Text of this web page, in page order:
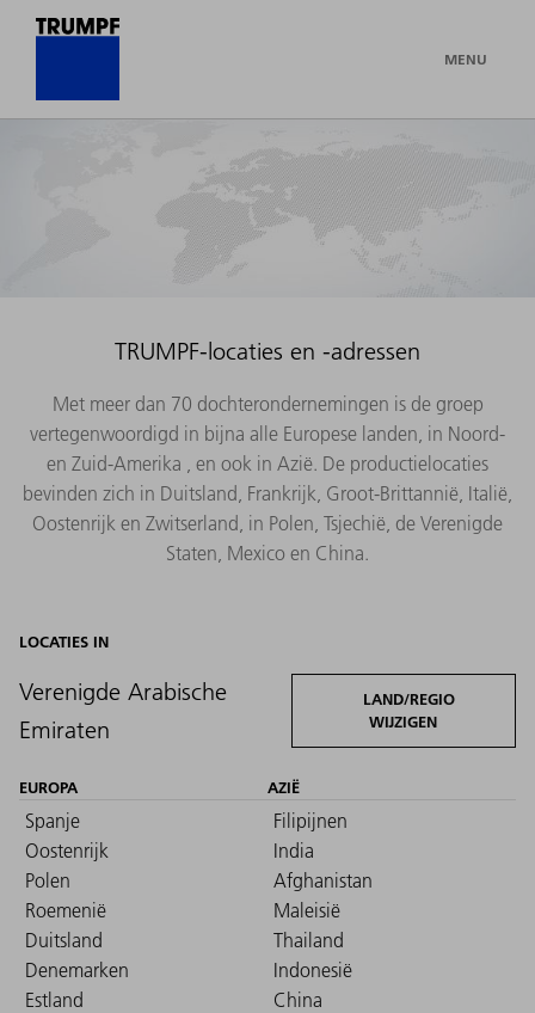
MENU
TRUMPF-locaties en -adressen
Met meer dan 70 dochterondernemingen is de groep
vertegenwoordigd in bijna alle Europese landen, in Noord-
en Zuid-Amerika , en ook in Azië. De productielocaties
bevinden zich in Duitsland, Frankrijk, Groot-Brittannië, Italië,
Oostenrijk en Zwitserland, in Polen, Tsjechië, de Verenigde
Staten, Mexico en China.
LOCATIES IN
Verenigde Arabische
Emiraten
LAND/REGIO
WIJZIGEN
EUROPA
Spanje
Oostenrijk
Polen
Roemenië
Duitsland
Denemarken
Estland
AZIË
Filipijnen
India
Afghanistan
Maleisië
Thailand
Indonesië
China